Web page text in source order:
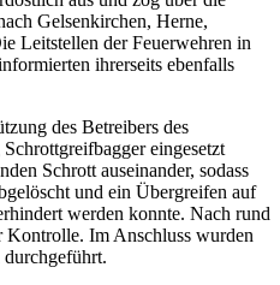
Gelsenkirchen, Herne,
Leitstellen der Feuerwehren in
ihrerseits ebenfalls
des Betreibers des
eingesetzt
Schrott auseinander, sodass
und ein Übergreifen auf
werden konnte. Nach rund
Kontrolle. Im Anschluss wurden